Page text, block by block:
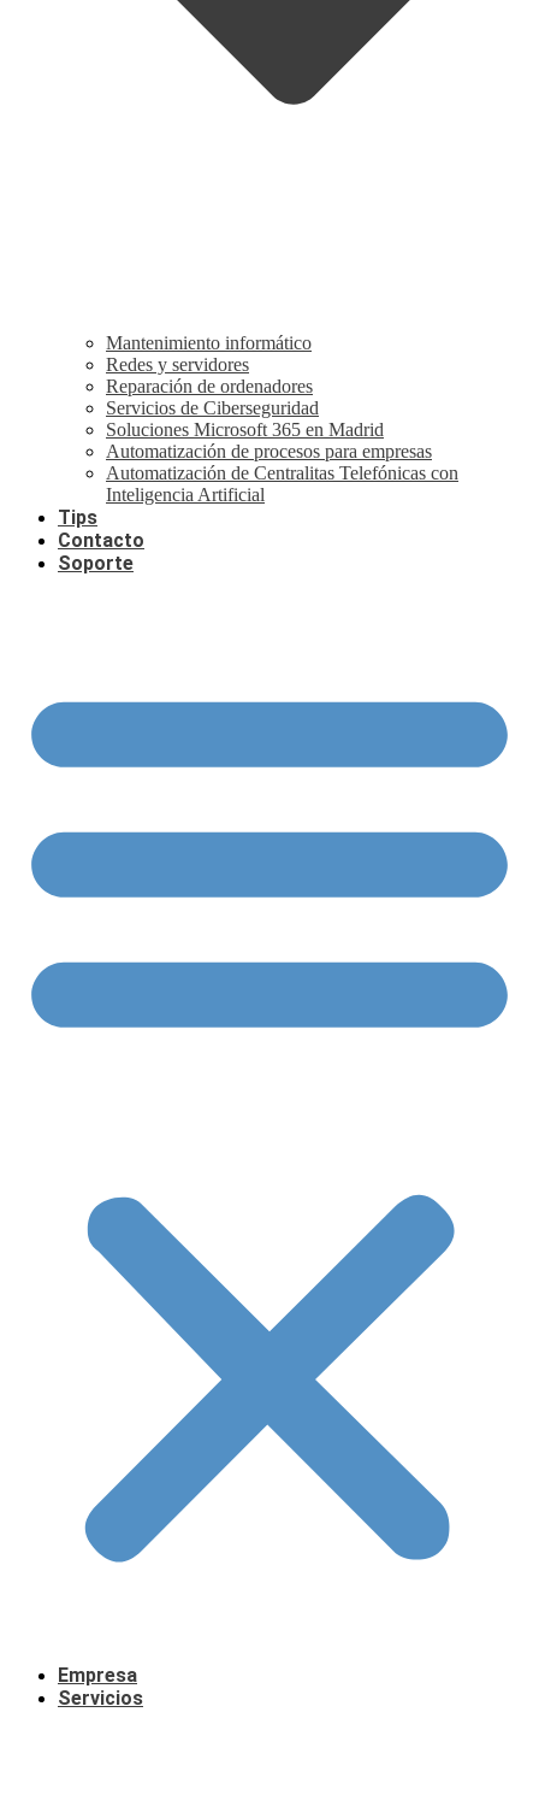
Mantenimiento informático
Redes y servidores
Reparación de ordenadores
Servicios de Ciberseguridad
Soluciones Microsoft 365 en Madrid
Automatización de procesos para empresas
Automatización de Centralitas Telefónicas con
Inteligencia Artificial
Tips
Contacto
Soporte
Empresa
Servicios